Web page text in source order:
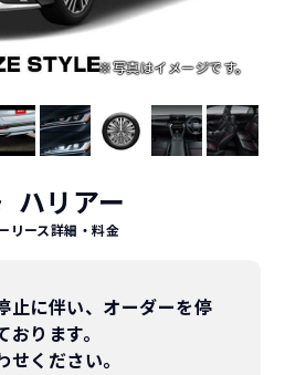
ハリアー
リース詳細 ・料金
止に伴い、オーダーを停
ります。
ください。